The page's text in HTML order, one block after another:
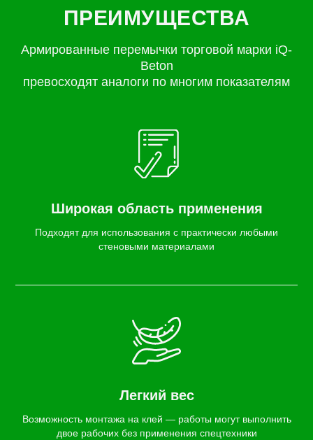
ПРЕИМУЩЕСТВА
Армированные перемычки торговой марки iQ-
Beton
превосходят аналоги по многим показателям
Широкая область применения
Подходят для использования с практически любыми
стеновыми материалами
Легкий вес
Возможность монтажа на клей — работы могут выполнить
двое рабочих без применения спецтехники